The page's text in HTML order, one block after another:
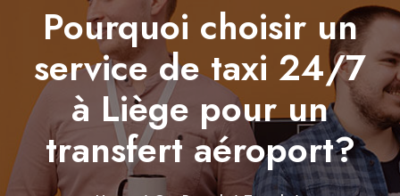
Pourquoi choisir un
service de taxi 24/7
à Liège pour un
transfert aéroport?